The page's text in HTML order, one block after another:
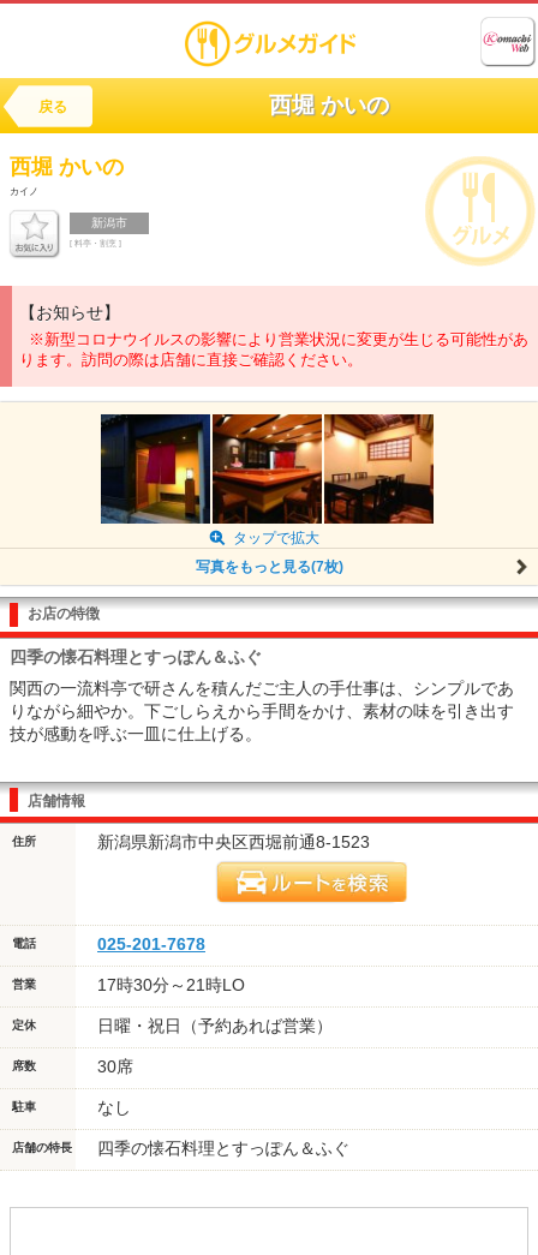
戻る 西堀 かいの
西堀 かいの
カイノ
新潟市
[ 料亭・割烹 ]
【お知らせ】
※新型コロナウイルスの影響により営業状況に変更が生じる可能性があ
ります。訪問の際は店舗に直接ご確認ください。
タップで拡大
写真をもっと見る(7枚)
お店の特徴
四季の懐石料理とすっぽん＆ふぐ
関西の一流料亭で研さんを積んだご主人の手仕事は、シンプルであ
りながら細やか。下ごしらえから手間をかけ、素材の味を引き出す
技が感動を呼ぶ一皿に仕上げる。
店舗情報
住所 新潟県新潟市中央区西堀前通8-1523
電話 025-201-7678
営業 17時30分～21時LO
定休 日曜・祝日（予約あれば営業）
席数 30席
駐車 なし
店舗の特長 四季の懐石料理とすっぽん＆ふぐ